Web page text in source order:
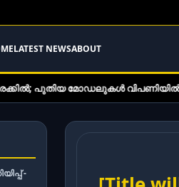
LATEST NEWSABOUT
മോഡലുകൾ വിപണിയിൽ
-